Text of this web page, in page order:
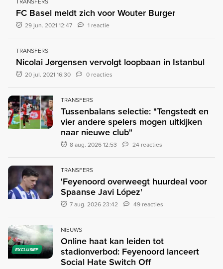
FC Basel meldt zich voor Wouter Burger
29 jun. 2021 12:47 1 reactie
TRANSFERS
Nicolai Jørgensen vervolgt loopbaan in Istanbul
20 jul. 2021 16:30 0 reacties
TRANSFERS
Tussenbalans selectie: "Tengstedt en
vier andere spelers mogen uitkijken
naar nieuwe club"
8 aug. 2026 12:53 24 reacties
TRANSFERS
'Feyenoord overweegt huurdeal voor
Spaanse Javi López'
7 aug. 2026 23:42 49 reacties
EXCLUSIEF
NIEUWS
Online haat kan leiden tot
stadionverbod: Feyenoord lanceert
Social Hate Switch Off